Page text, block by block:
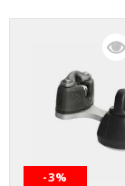
-3%